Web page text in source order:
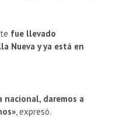
fue llevado
Nueva y ya está en
nacional, daremos a
, expresó.